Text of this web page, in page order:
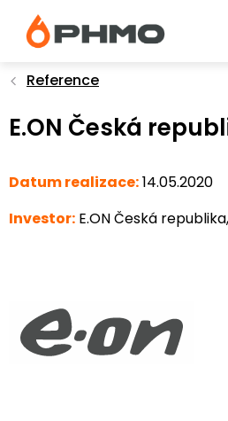
obsah
Reference
E.ON Česká
Datum realizace:14.05.2020
Investor: E.ON Česká